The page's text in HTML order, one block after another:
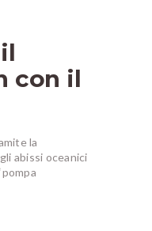
con il
la
abissi oceanici